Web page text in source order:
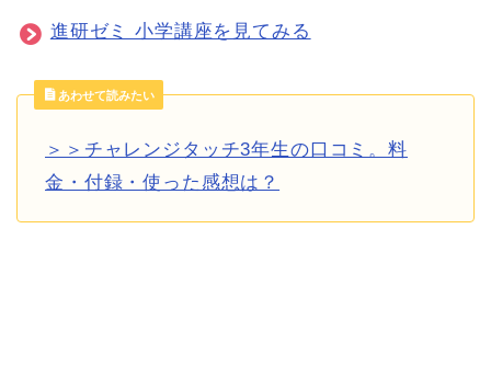
進研ゼミ 小学講座を見てみる
あわせて読みたい
＞＞チャレンジタッチ3年生の口コミ。料
金・付録・使った感想は？